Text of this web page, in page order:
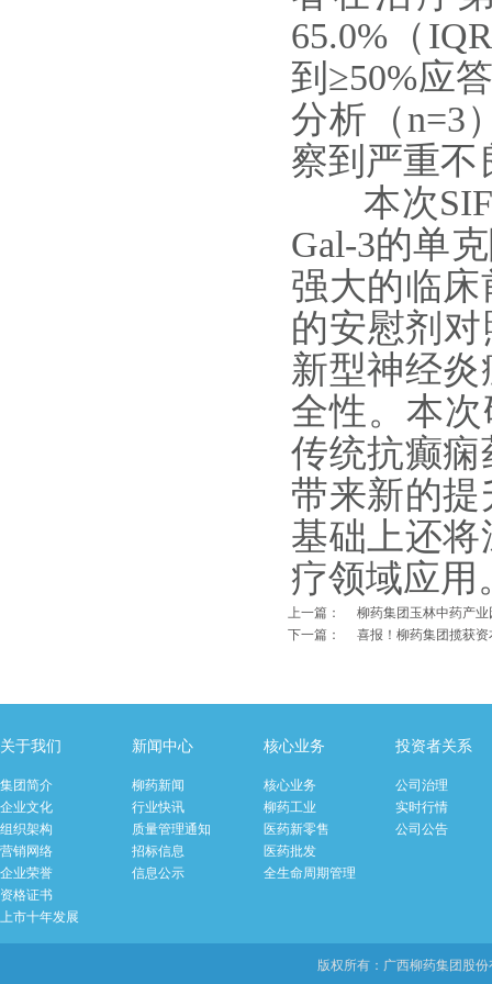
65.0%（
到≥50%应
分析（n=3
察到严重不
本次
Gal-3的单
强大的临
的安慰剂
新型神经
全性。本次
传统抗癫
带来新的
基础上还
疗领域应用
上一篇：
柳药集团玉林中药产
下一篇：
喜报！柳药集团揽获
关于我们
集团简介
企业文化
组织架构
营销网络
企业荣誉
资格证书
上市十年发展
新闻中心
柳药新闻
行业快讯
质量管理通知
招标信息
信息公示
核心业务
核心业务
柳药工业
医药新零售
医药批发
全生命周期管理
投资者关系
公司治理
实时行情
公司公告
版权所有：广西柳药集团股